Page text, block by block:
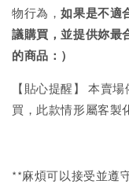
物行為，如果是不適
議購買，並提供妳最
的商品：）
【貼心提醒】 本賣
買，此款情形屬客製
**麻煩可以接受並遵